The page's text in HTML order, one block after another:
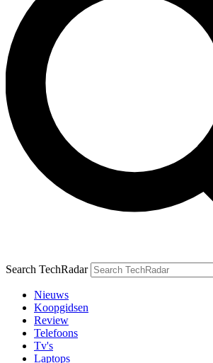
Search TechRadar
Nieuws
Koopgidsen
Review
Telefoons
Tv's
Laptops